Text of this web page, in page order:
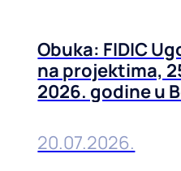
Obuka: FIDIC
na projektima,
2026. godine u
20.07.2026.